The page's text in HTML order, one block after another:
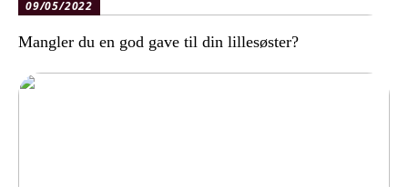
09/05/2022
Mangler du en god gave til din lillesøster?